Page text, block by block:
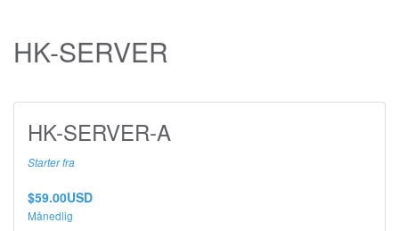
HK-SERVER
HK-SERVER-A
Starter fra
$59.00USD
Månedlig